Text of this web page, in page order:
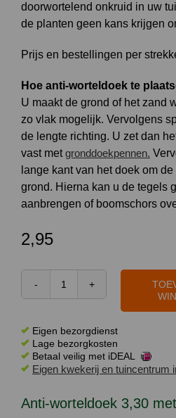
Anti-worteldoek 3,30
doorwortelend onkruid in uw
de planten geen kans krijgen
Prijs en bestellingen per
Hoe anti-worteldoek te
U maakt de grond of het zand
zo vlak mogelijk. Vervolgens
de lengte richting. U zet dan
vast metgronddoekpennen.
lange kant van het doek om
grond. Hierna kan u de tegels
aanbrengen of boomschors
2,95
Anti-
meter
breed
aantal
Eigen bezorgdienst
Lage bezorgkosten
Betaal veilig met iDEAL
Eigen kwekerij en tuincentrum